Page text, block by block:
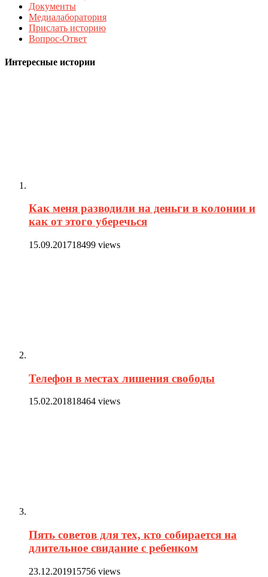
Документы
Медиалаборатория
Прислать историю
Вопрос-Ответ
Интересные истории
Как меня разводили на деньги в колонии и
как от этого уберечься
15.09.201718499 views
Телефон в местах лишения свободы
15.02.201818464 views
Пять советов для тех, кто собирается на
длительное свидание с ребенком
23.12.201915756 views